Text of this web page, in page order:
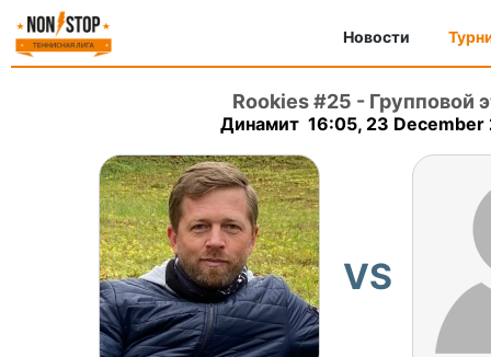
Новости
Rookies #25 - Групповой
Динамит 16:05, 23 December
VS